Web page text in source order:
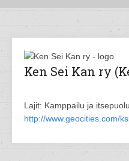
Ken Sei Kan ry
Lajit: Kamppailu ja
http://www.geocities.com/